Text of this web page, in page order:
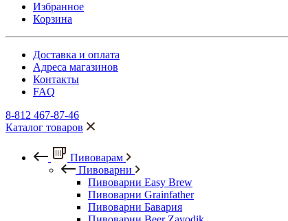
Избранное
Корзина
Доставка и оплата
Адреса магазинов
Контакты
FAQ
8-812 467-87-46
Каталог товаров
Пивоварам
Пивоварни
Пивоварни Easy Brew
Пивоварни Grainfather
Пивоварни Бавария